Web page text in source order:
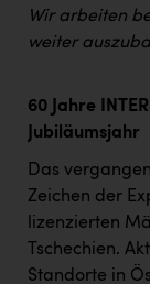
Wir arbeiten
weiter
60 Jahre
Jubiläumsjahr
Das
Zeichen der
lizenzierten
Tschechien.
Standorte in